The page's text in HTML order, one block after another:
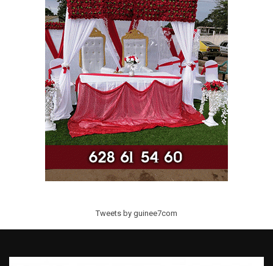
Tweets by guinee7com